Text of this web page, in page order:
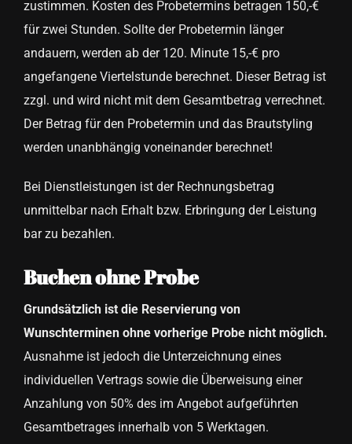
zustimmen. Kosten des Probetermins betragen 150,-€
für zwei Stunden. Sollte der Probetermin länger
andauern, werden ab der 120. Minute 15,-€ pro
angefangene Viertelstunde berechnet. Dieser Betrag ist
zzgl. und wird nicht mit dem Gesamtbetrag verrechnet.
Der Betrag für den Probetermin und das Brautstyling
werden unanbhängig voneinander berechnet!
Bei Dienstleistungen ist der Rechnungsbetrag
unmittelbar nach Erhalt bzw. Erbringung der Leistung
bar zu bezahlen.
Buchen ohne Probe
Grundsätzlich ist die Reservierung von
Wunschterminen ohne vorherige Probe nicht möglich.
Ausnahme ist jedoch die Unterzeichnung eines
individuellen Vertrags sowie die Überweisung einer
Anzahlung von 50% des im Angebot aufgeführten
Gesamtbetrages innerhalb von 5 Werktagen.